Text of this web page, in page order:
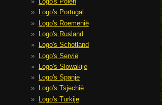
Logo's Portugal
Logo's Roemenië
Logo's Rusland
Logo's Schotland
Logo's Servië
Logo's Slowakije
Logo's Spanje
Logo's Tsjechië
Logo's Turkije